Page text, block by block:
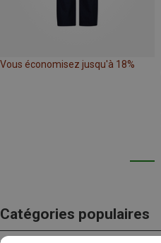
Vous économisez jusqu'à 18%
Catégories populaires